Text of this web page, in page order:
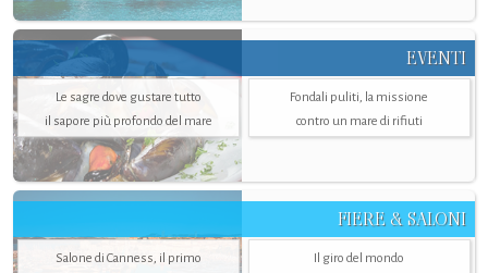
EVENTI
Le sagre dove gustare tutto
il sapore più profondo del mare
Fondali puliti, la missione
contro un mare di rifiuti
FIERE & SALONI
Salone di Canness, il primo
Il giro del mondo